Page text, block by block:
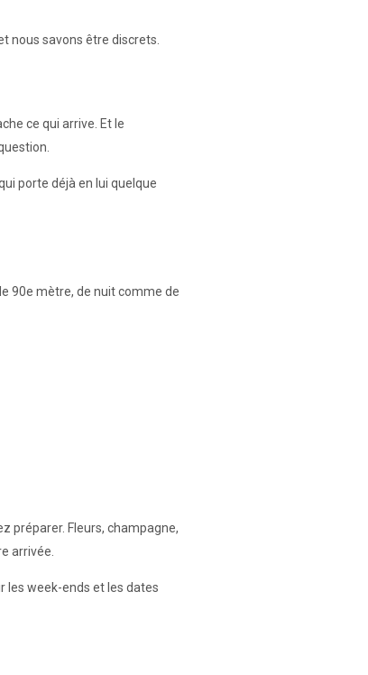
nous savons être discrets.
ce qui arrive. Et le
porte déjà en lui quelque
90e mètre, de nuit comme de
préparer. Fleurs, champagne,
arrivée.
les week-ends et les dates